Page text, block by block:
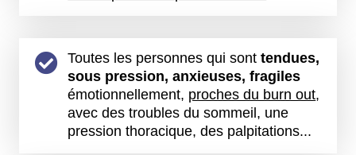
Toutes les personnes qui sonttendues,
sous pression, anxieuses, fragiles
émotionnellement, proches du burn out,
avec des troubles du sommeil, une
pression thoracique, des palpitations...